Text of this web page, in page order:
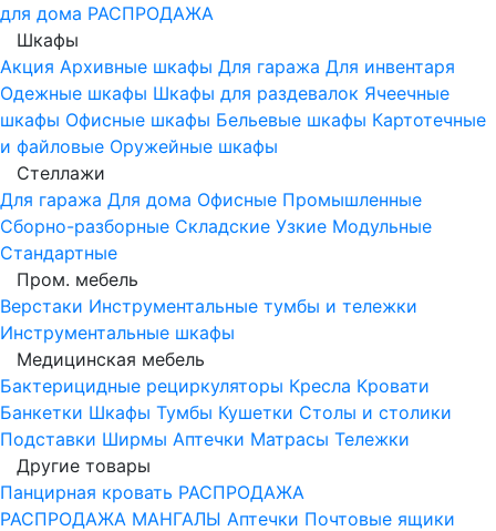
для дома РАСПРОДАЖА
Шкафы
Акция Архивные шкафы Для гаража Для инвентаря
Одежные шкафы Шкафы для раздевалок Ячеечные
шкафы Офисные шкафы Бельевые шкафы Картотечные
и файловые Оружейные шкафы
Стеллажи
Для гаража Для дома Офисные Промышленные
Сборно-разборные Складские Узкие Модульные
Стандартные
Пром. мебель
Верстаки Инструментальные тумбы и тележки
Инструментальные шкафы
Медицинская мебель
Бактерицидные рециркуляторы Кресла Кровати
Банкетки Шкафы Тумбы Кушетки Столы и столики
Подставки Ширмы Аптечки Матрасы Тележки
Другие товары
Панцирная кровать РАСПРОДАЖА
РАСПРОДАЖА МАНГАЛЫ Аптечки Почтовые ящики